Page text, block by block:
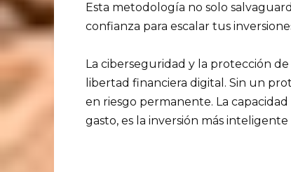
Esta metodología no solo
confianza para escalar tus
La ciberseguridad y la protección
libertad financiera digital. Sin un
en riesgo permanente. La
gasto, es la inversión más